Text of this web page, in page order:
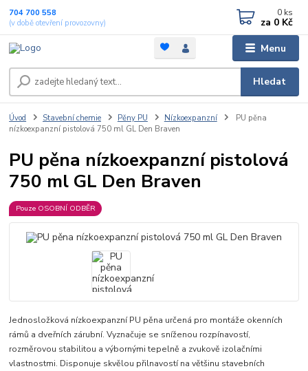
Menu
Hledat
704 700 558
(v době otevření provozovny)
0 ks
za 0 Kč
Úvod Stavební chemie Pěny PU Nízkoexpanzní
PU pěna
nízkoexpanzní pistolová 750 ml GL Den Braven
PU pěna nízkoexpanzní pistolová
750 ml GL Den Braven
Pouze OSOBNÍ ODBĚR
Jednosložková nízkoexpanzní PU pěna určená pro montáže okenních
rámů a dveřních zárubní. Vyznačuje se sníženou rozpínavostí,
rozměrovou stabilitou a výbornými tepelně a zvukově izolačními
vlastnostmi. Disponuje skvělou přilnavostí na většinu stavebních